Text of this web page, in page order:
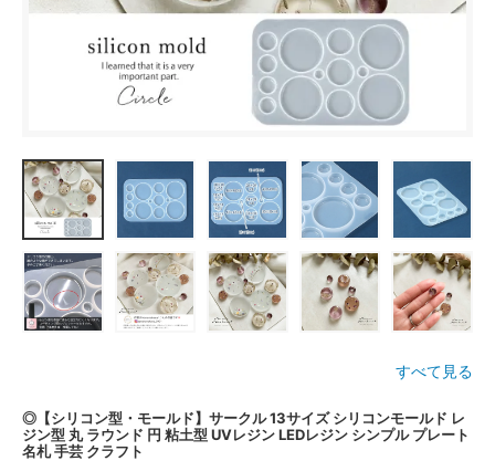
すべて見る
◎【シリコン型・モールド】サークル 13サイズ シリコンモールド レ
ジン型 丸 ラウンド 円 粘土型 UVレジン LEDレジン シンプル プレート
名札 手芸 クラフト